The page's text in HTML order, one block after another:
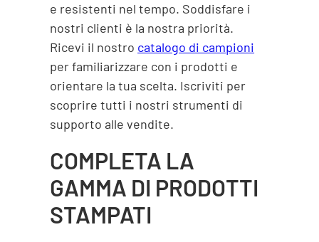
e resistenti nel tempo. Soddisfare i
nostri clienti è la nostra priorità.
Ricevi il nostro catalogo di campioni
per familiarizzare con i prodotti e
orientare la tua scelta. Iscriviti per
scoprire tutti i nostri strumenti di
supporto alle vendite.
COMPLETA LA
GAMMA DI PRODOTTI
STAMPATI